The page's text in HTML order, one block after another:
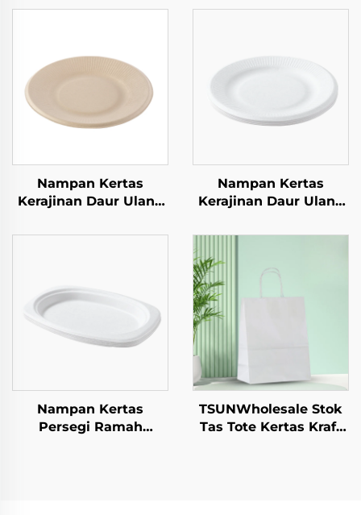
Nampan Kertas
Kerajinan Daur Ulang
Camilan, Sushi, Pizza,
untuk Catering dan
Kerajinan
Nampan Kertas
Kerajinan Daur Ulang
Camilan, Sushi, Pizza,
Roti, Permen, Cokelat,
dan Hamburger -
untuk Catering dan
Nampan Kertas
Persegi Ramah
TSUNWholesale Stok
Tas Tote Kertas Kraft